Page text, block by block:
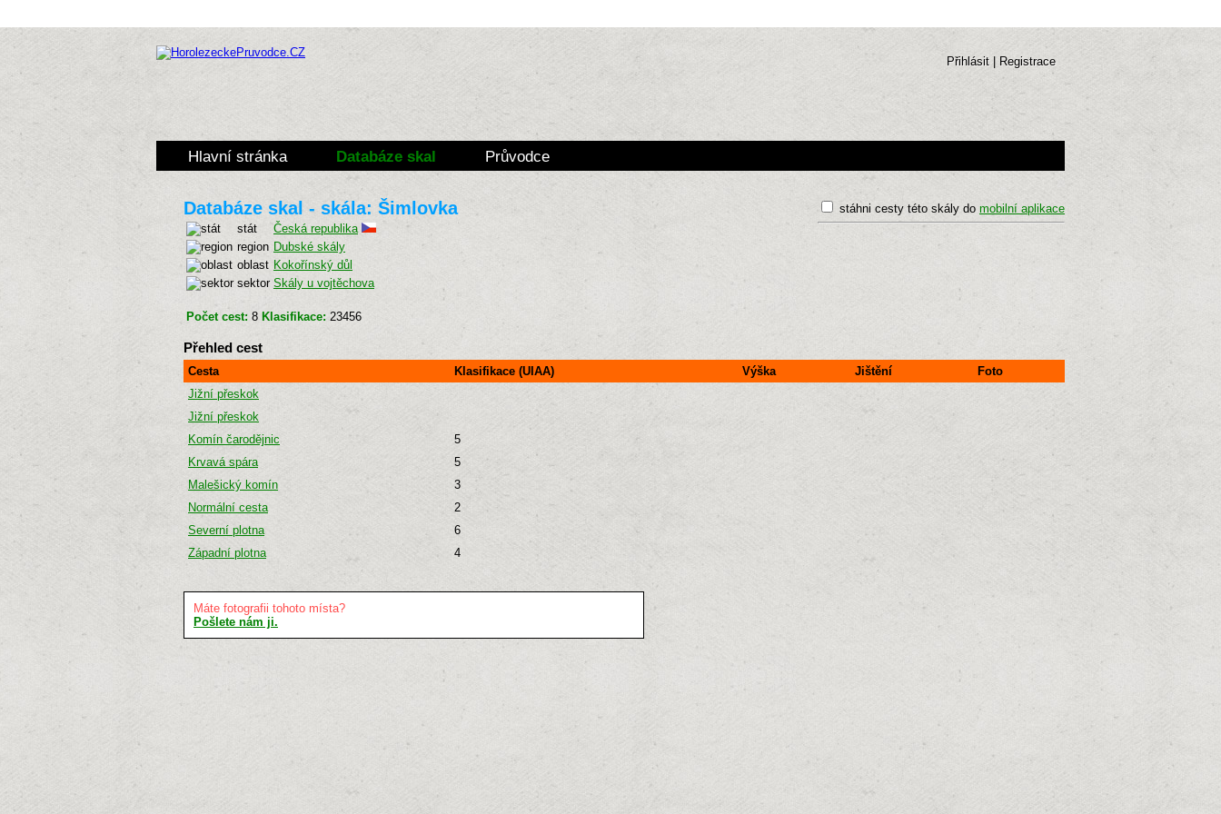
Přihlásit Registrace
Hlavní stránka Databáze skal Průvodce
stáhni cesty této skály do mobilní aplikace
Databáze skal - skála: Šimlovka
stát
Česká republika
region Dubské skály
oblast Kokořínský důl
sektor Skály u vojtěchova
Počet cest: 8 Klasifikace: 23456
Přehled cest
Cesta Klasifikace (UIAA) Výška Jištění
Foto
Jižní přeskok
Jižní přeskok
Komín čarodějnic
5
Krvavá spára
5
Malešický komín
3
Normální cesta
2
Severní plotna
6
Západní plotna
4
Máte fotografii tohoto místa?
Pošlete nám ji.